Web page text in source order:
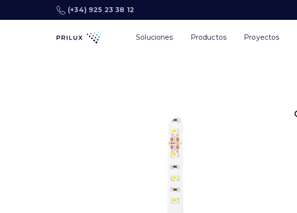
(+34) 925 23 38 12
Soluciones Productos Proyectos